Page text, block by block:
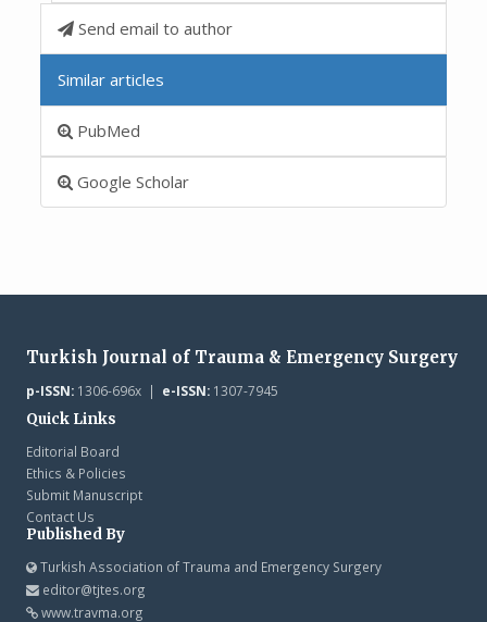
Send email to author
Similar articles
PubMed
Google Scholar
Turkish Journal of Trauma & Emergency Surgery
p-ISSN:1306-696x | e-ISSN:1307-7945
Quick Links
Editorial Board
Ethics & Policies
Submit Manuscript
Contact Us
Published By
Turkish Association of Trauma and Emergency Surgery
editor@tjtes.org
www.travma.org